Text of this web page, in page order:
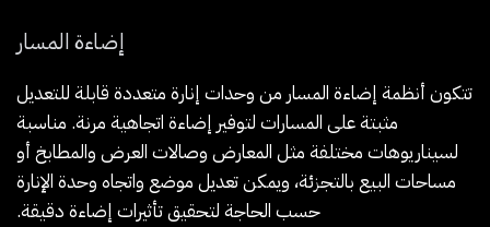
إضاءة المسار
تتكون أنظمة إضاءة المسار من وحدات إنارة متعددة قابلة للتعديل
مثبتة على المسارات لتوفير إضاءة اتجاهية مرنة. مناسبة
لسيناريوهات مختلفة مثل المعارض وصالات العرض والمطابخ أو
مساحات البيع بالتجزئة، ويمكن تعديل موضع واتجاه وحدة الإنارة
حسب الحاجة لتحقيق تأثيرات إضاءة دقيقة.